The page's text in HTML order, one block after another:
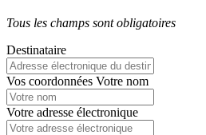
Tous les champs sont obligatoires
Destinataire
Vos coordonnées Votre nom
Votre adresse électronique